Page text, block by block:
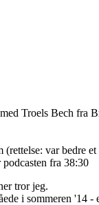
Troels Bech
var bedre
fra 38:30
tror jeg.
i sommeren '14